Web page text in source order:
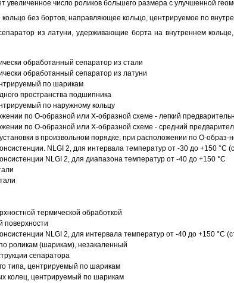
увеличенное число роликов большего размера с улучшенной
без бортов, направляющее кольцо, центрируемое по
из латуни, удерживающие борта на внутреннем
обработанный сепаратор из стали
обработанный сепаратор из латуни
по шарикам
пространства подшипника
по наружному кольцу
по О-образной или Х-образной схеме - легкий
по О-образной или Х-образной схеме - средний
в произвольном порядке; при расположении по О-
NLGI 2, для интервала температур от -30 до +150 °C
NLGI 2, для диапазона температур от -40 до +150 °C
термической обработкой
поверхности
NLGI 2, для интервала температур от -40 до +150 °C
роликам (шарикам), незакаленный
сепаратора
типа, центрируемый по шарикам
колец, центрируемый по шарикам